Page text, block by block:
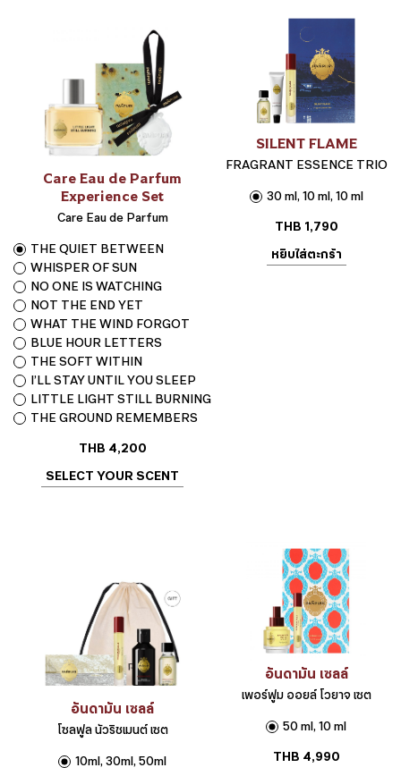
Care Eau de Parfum
Experience Set
Care Eau de Parfum
THE QUIET BETWEEN
WHISPER OF SUN
NO ONE IS WATCHING
NOT THE END YET
WHAT THE WIND FORGOT
BLUE HOUR LETTERS
THE SOFT WITHIN
I’LL STAY UNTIL YOU SLEEP
LITTLE LIGHT STILL BURNING
THE GROUND REMEMBERS
THB 4,200
SELECT YOUR SCENT
SILENT FLAME
FRAGRANT ESSENCE TRIO
30 ml, 10 ml, 10 ml
THB 1,790
หยิบใส่ตะกร้า
อันดามัน เซลล์
โซลฟูล นัวริชเมนต์ เซต
10ml, 30ml, 50ml
อันดามัน เซลล์
เพอร์ฟูม ออยล์ โวยาจ เซต
50 ml, 10 ml
THB 4,990